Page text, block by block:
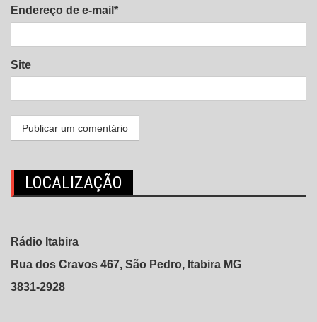
Endereço de e-mail*
Site
LOCALIZAÇÃO
Rádio Itabira
Rua dos Cravos 467, São Pedro, Itabira MG
3831-2928